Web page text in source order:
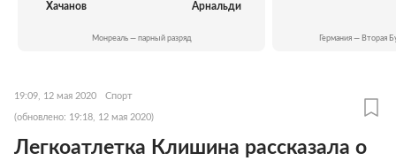
Хачанов
Арнальди
Монреаль — парный разряд Германия — Вторая
19:09, 12 мая 2020 Спорт
(обновлено: 19:18, 12 мая 2020)
Легкоатлетка Клишина рассказала о